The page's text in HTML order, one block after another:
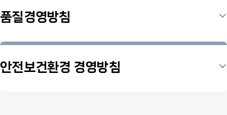
품질경영방침
오비오주식회사는 “기업가치와 구성원 가치의 극대화를 통해
글로벌초우량 기업으로 도약” 비전을 달성하기 위하여 고객의
요구와 기대를충족시킬 수 있도록 선제적, 예정적
안전보건환경 경영방침